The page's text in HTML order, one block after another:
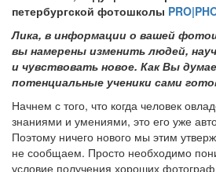
петербургской фотошколы
Лика, в информации о вашей
вы намерены изменить людей,
и чувствовать новое. Как Вы
потенциальные ученики сами
Начнем с того, что когда человек
знаниями и умениями, это его уже
Поэтому ничего нового мы этим
не сообщаем. Просто необходимо
условие получения хороших